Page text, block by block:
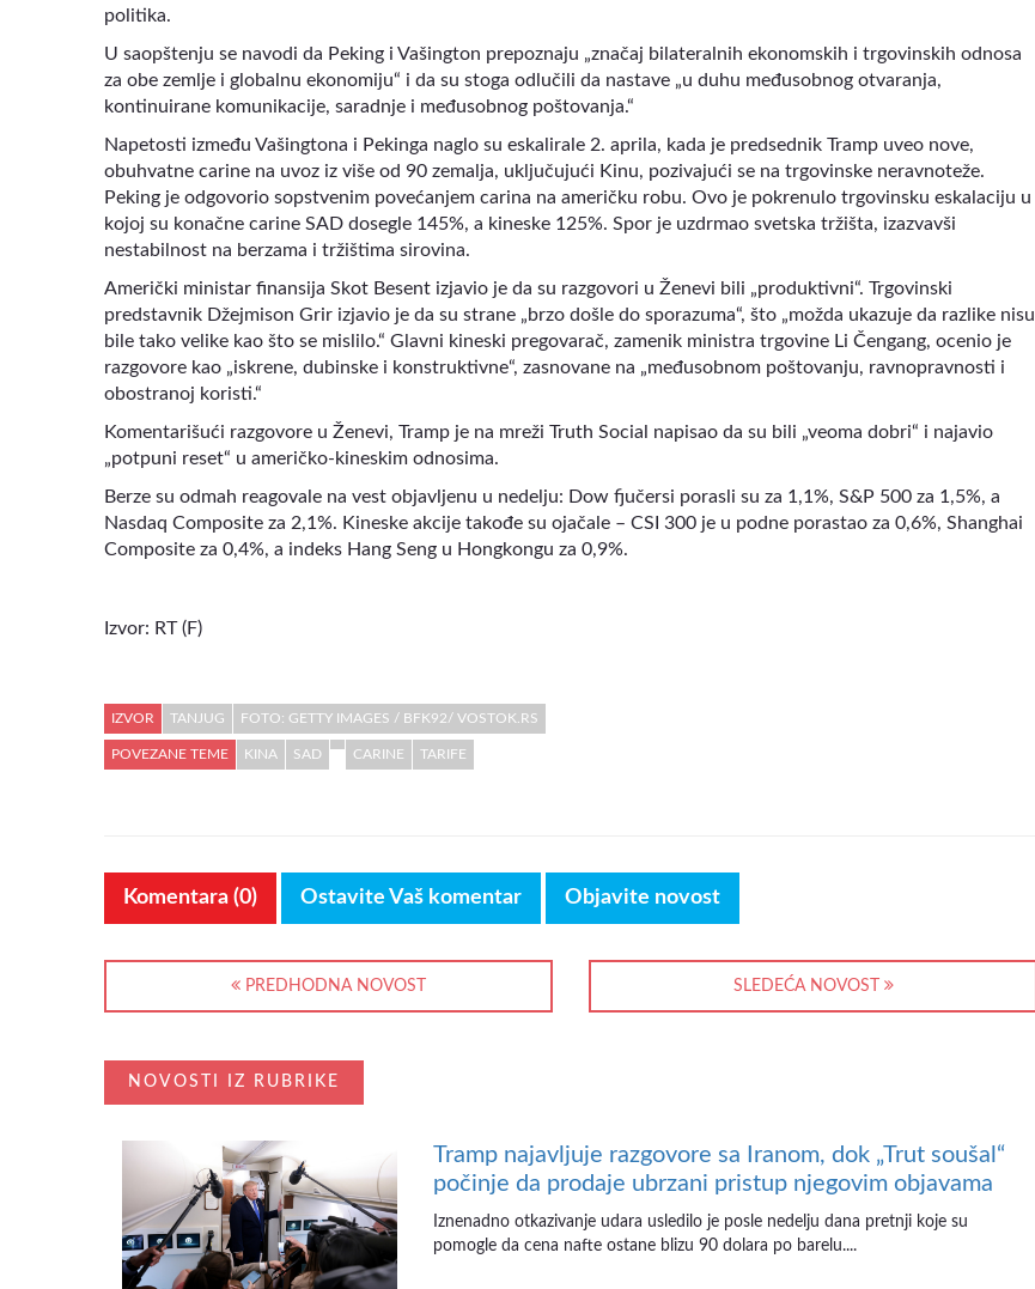
politika.
U saopštenju se navodi da Peking i Vašington prepoznaju „značaj bilateralnih ekonomskih i trgovinskih odnosa
za obe zemlje i globalnu ekonomiju“ i da su stoga odlučili da nastave „u duhu međusobnog otvaranja,
kontinuirane komunikacije, saradnje i međusobnog poštovanja.“
Napetosti između Vašingtona i Pekinga naglo su eskalirale 2. aprila, kada je predsednik Tramp uveo nove,
obuhvatne carine na uvoz iz više od 90 zemalja, uključujući Kinu, pozivajući se na trgovinske neravnoteže.
Peking je odgovorio sopstvenim povećanjem carina na američku robu. Ovo je pokrenulo trgovinsku eskalaciju u
kojoj su konačne carine SAD dosegle 145%, a kineske 125%. Spor je uzdrmao svetska tržišta, izazvavši
nestabilnost na berzama i tržištima sirovina.
Američki ministar finansija Skot Besent izjavio je da su razgovori u Ženevi bili „produktivni“. Trgovinski
predstavnik Džejmison Grir izjavio je da su strane „brzo došle do sporazuma“, što „možda ukazuje da razlike nisu
bile tako velike kao što se mislilo.“ Glavni kineski pregovarač, zamenik ministra trgovine Li Čengang, ocenio je
razgovore kao „iskrene, dubinske i konstruktivne“, zasnovane na „međusobnom poštovanju, ravnopravnosti i
obostranoj koristi.“
Komentarišući razgovore u Ženevi, Tramp je na mreži Truth Social napisao da su bili „veoma dobri“ i najavio
„potpuni reset“ u američko-kineskim odnosima.
Berze su odmah reagovale na vest objavljenu u nedelju: Dow fjučersi porasli su za 1,1%, S&P 500 za 1,5%, a
Nasdaq Composite za 2,1%. Kineske akcije takođe su ojačale – CSI 300 je u podne porastao za 0,6%, Shanghai
Composite za 0,4%, a indeks Hang Seng u Hongkongu za 0,9%.
Izvor: RT (F)
IZVOR TANJUG FOTO: GETTY IMAGES / BFK92/ VOSTOK.RS
POVEZANE TEME KINA SAD CARINE TARIFE
Komentara (0) Ostavite Vaš komentar Objavite novost
PREDHODNA NOVOST SLEDEĆA NOVOST
NOVOSTI IZ RUBRIKE
Tramp najavljuje razgovore sa Iranom, dok „Trut soušal“
počinje da prodaje ubrzani pristup njegovim objavama
Iznenadno otkazivanje udara usledilo je posle nedelju dana pretnji koje su
pomogle da cena nafte ostane blizu 90 dolara po barelu....